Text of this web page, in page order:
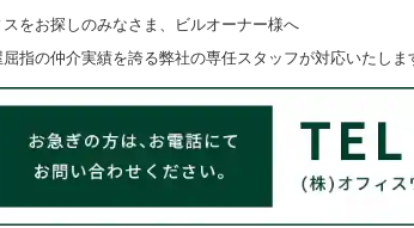
スをお探しのみなさま、ビルオーナー様へ
指の仲介実績を誇る弊社の専任スタッフが対応いたしま